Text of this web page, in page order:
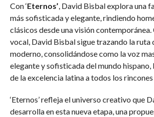
Con ‘Eternos’, David Bisbal explora una
más sofisticada y elegante, rindiendo
clásicos desde una visión contemporánea.
vocal, David Bisbal sigue trazando la ruta
moderno, consolidándose como la voz
elegante y sofisticada del mundo hispano,
de la excelencia latina a todos los
‘Eternos’ refleja el universo creativo que
desarrolla en esta nueva etapa, una